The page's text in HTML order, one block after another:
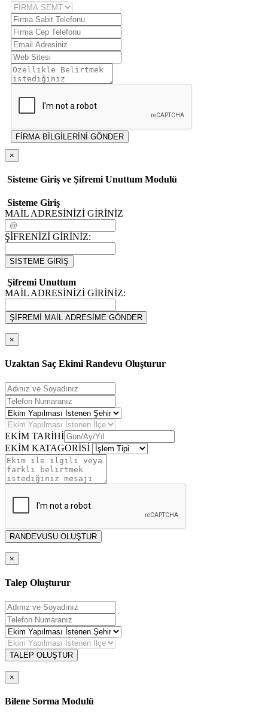
FİRMA BİLGİLERİNİ GÖNDER
×
Sisteme Giriş ve Şifremi Unuttum Modulü
Sisteme Giriş
MAİL ADRESİNİZİ GİRİNİZ
ŞİFRENİZİ GİRİNİZ:
SİSTEME GİRİŞ
Şifremi Unuttum
MAİL ADRESİNİZİ GİRİNİZ:
ŞİFREMİ MAİL ADRESİME GÖNDER
×
Uzaktan Saç Ekimi Randevu Oluşturur
EKİM TARİHİ
EKİM KATAGORİSİ
RANDEVUSU OLUŞTUR
×
Talep Oluşturur
TALEP OLUŞTUR
×
Bilene Sorma Modulü